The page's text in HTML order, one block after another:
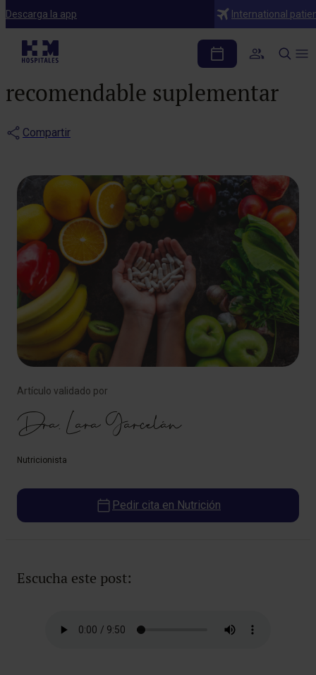
Descarga la app International
Blog
Vitaminas esenciales:
cuáles necesitas y cuándo es
recomendable suplementar
Compartir
Escucha este post:
Artículo validado por
Dra. Lara Garcelán
Nutricionista
Pedir cita en Nutrición